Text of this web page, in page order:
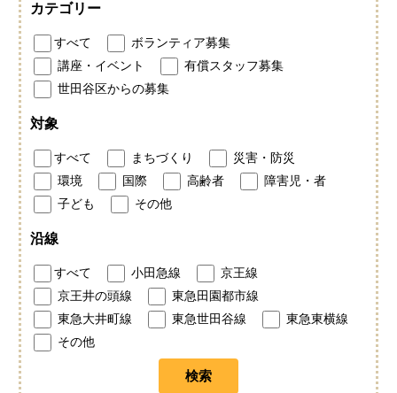
カテゴリー
すべて
ボランティア募集
講座・イベント
有償スタッフ募集
世田谷区からの募集
対象
すべて まちづくり
災害・防災
環境
国際 高齢者
障害児・者
子ども
その他
沿線
すべて 小田急線
京王線
京王井の頭線
東急田園都市線
東急大井町線
東急世田谷線
東急東横線
その他